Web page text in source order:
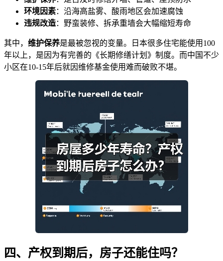
环境因素：沿海高盐雾、酸雨地区会加速腐蚀
违规改造：野蛮装修、拆承重墙会大幅缩短寿命
其中， 维护保养是最被忽视的变量。日本很多住宅能使用100
年以上，是因为有完善的《长期修缮计划》制度。而中国不少
小区在10-15年后就因维修基金使用难而破败不堪。
四、产权到期后，房子还能住吗？